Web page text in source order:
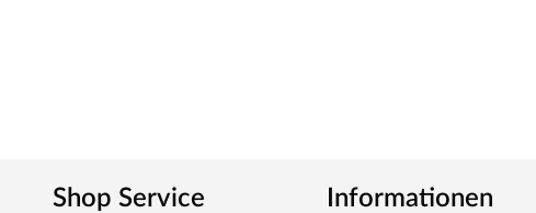
Shop Service Informationen